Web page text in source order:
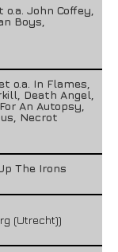
John Coffey,
Boys,
o.a. In Flames,
Death Angel,
An Autopsy,
Necrot
The Irons
(Utrecht))